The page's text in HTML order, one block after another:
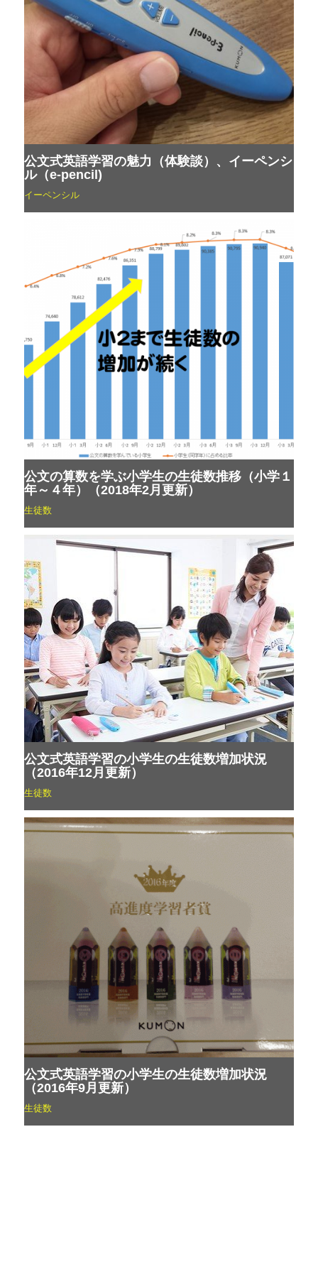
公文式英語学習の魅力（体験談）、イーペンシ
ル（e-pencil)
イーペンシル
公文の算数を学ぶ小学生の生徒数推移（小学１
年～４年）（2018年2月更新）
生徒数
公文式英語学習の小学生の生徒数増加状況
（2016年12月更新）
生徒数
公文式英語学習の小学生の生徒数増加状況
（2016年9月更新）
生徒数